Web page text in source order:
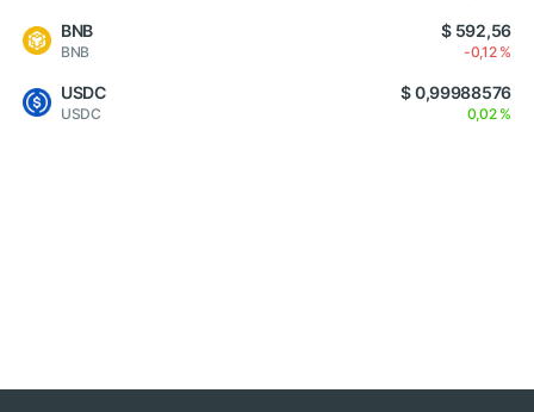
BNB
BNB
$ 592,56
-0,12 %
USDC
USDC
$ 0,99988576
0,02 %